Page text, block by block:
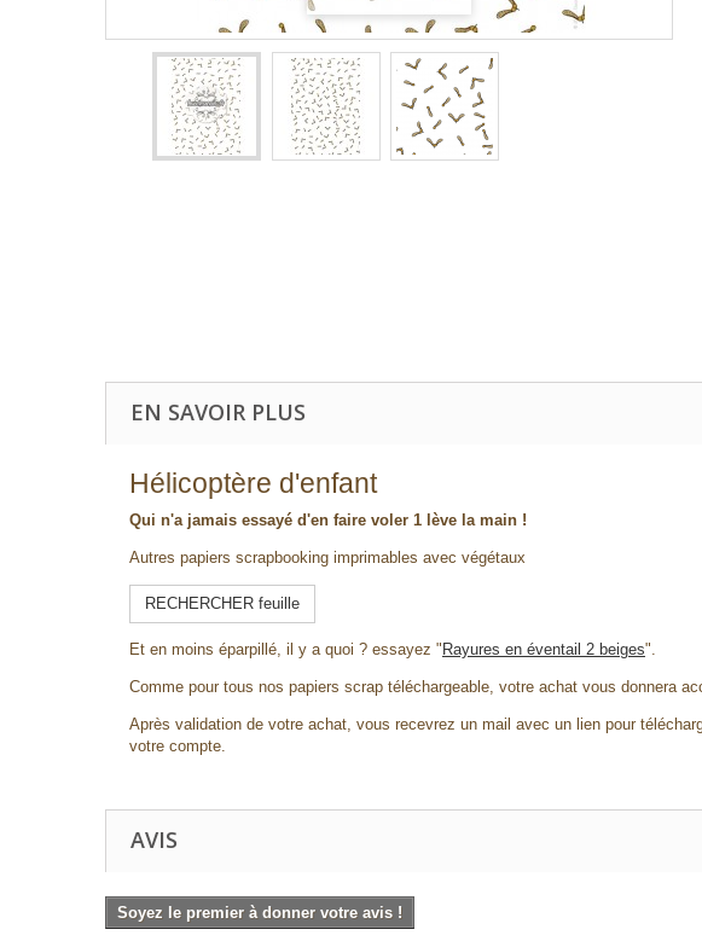
EN SAVOIR PLUS
Hélicoptère d'enfant
Qui n'a jamais essayé d'en faire voler 1 lève la main !
Autres papiers scrapbooking imprimables avec végétaux
RECHERCHER feuille
Et en moins éparpillé, il y a quoi ? essayez " Rayures en éventail 2 beiges".
Comme pour tous nos papiers scrap téléchargeable, votre achat vous donnera
Après validation de votre achat, vous recevrez un mail avec un lien pour
votre compte.
AVIS
Soyez le premier à donner votre avis !